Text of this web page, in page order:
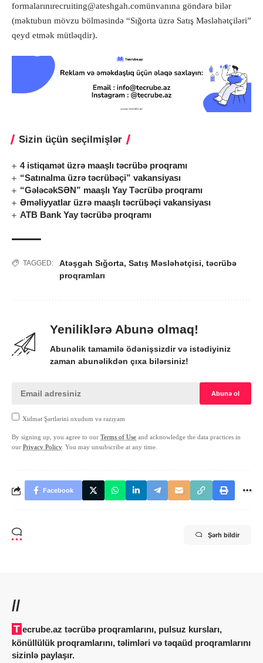
formalarınırecruiting@ateshgah.comünvanına göndərə bilər
(məktubun mövzu bölməsində “Sığorta üzrə Satış Məsləhətçiləri”
qeyd etmək mütləqdir).
Sizin üçün seçilmişlər
4 istiqamət üzrə maaşlı təcrübə proqramı
“Satınalma üzrə təcrübəçi” vakansiyası
“GələcəkSƏN” maaşlı Yay Təcrübə proqramı
Əməliyyatlar üzrə maaşlı təcrübəçi vakansiyası
ATB Bank Yay təcrübə proqramı
TAGGED: Atəşgah Sığorta, Satış Məsləhətçisi, təcrübə
proqramları
Yeniliklərə Abunə olmaq!
Abunəlik tamamilə ödənişsizdir və istədiyiniz
zaman abunəlikdən çıxa bilərsiniz!
Xidmət Şərtlərini oxudum və razıyam
By signing up, you agree to our Terms of Use and acknowledge the data practices in
our Privacy Policy. You may unsubscribe at any time.
Facebook
Şərh bildir
//
Tecrube.az təcrübə proqramlarını, pulsuz kursları,
könüllülük proqramlarını, təlimləri və təqaüd proqramlarını
sizinlə paylaşır.